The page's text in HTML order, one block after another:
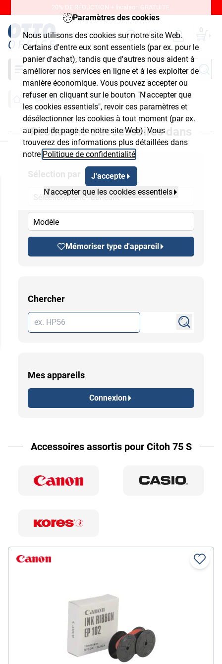
Paramètres des cookies
Nous utilisons des cookies sur notre site Web.
Certains d'entre eux sont essentiels (par ex. pour le
panier d'achat), tandis que d'autres nous aident à
améliorer nos services en ligne et à les exploiter de
manière économique. Vous pouvez accepter ou
refuser en cliquant sur le bouton "N'accepter que
les cookies essentiels", revoir ces paramètres et
désélectionner les cookies à tout moment (par ex.
au pied de page de notre site Web). Vous
trouverez des informations plus détaillées dans
notre Politique de confidentialité
J'accepte
N'accepter que les cookies essentiels
20% DE RÉDUCTION + livraison GRATUITE.
0
Chercher
Cartouches Citoh 75 S
Recherche d'accessoires dans
Sélection par
Sélectionnez le fabricant
Modèle
Mémoriser type d'appareil
Chercher
Mes appareils
Connexion
Accessoires assortis pour Citoh 75 S